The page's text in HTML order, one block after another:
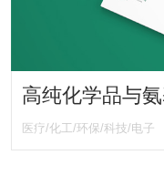
医疗/化工/环保/科技/电子